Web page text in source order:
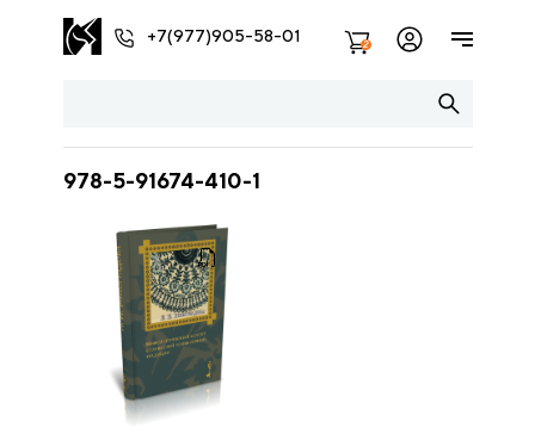
+7(977)905-58-01 2
978-5-91674-410-1